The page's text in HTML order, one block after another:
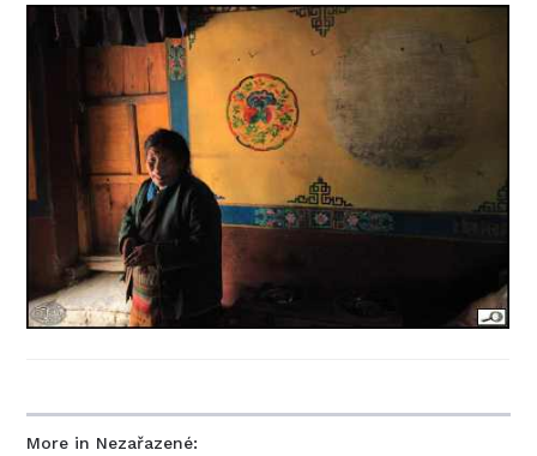
More in Nezařazené: